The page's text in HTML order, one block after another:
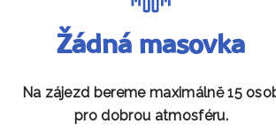
Žádná masovka
Na zájezd bereme maximálně 15
pro dobrou atmosféru.